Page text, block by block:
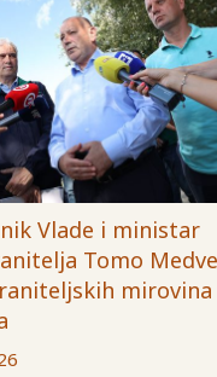
Vlade i ministar
Tomo
mirovina